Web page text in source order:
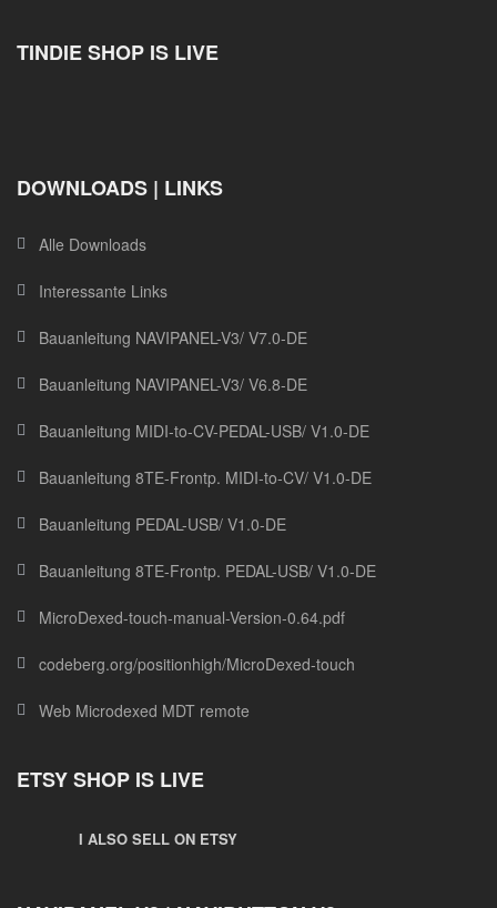
TINDIE SHOP IS LIVE
DOWNLOADS | LINKS
Alle Downloads
Interessante Links
Bauanleitung NAVIPANEL-V3/ V7.0-DE
Bauanleitung NAVIPANEL-V3/ V6.8-DE
Bauanleitung MIDI-to-CV-PEDAL-USB/ V1.0-DE
Bauanleitung 8TE-Frontp. MIDI-to-CV/ V1.0-DE
Bauanleitung PEDAL-USB/ V1.0-DE
Bauanleitung 8TE-Frontp. PEDAL-USB/ V1.0-DE
MicroDexed-touch-manual-Version-0.64.pdf
codeberg.org/positionhigh/MicroDexed-touch
Web Microdexed MDT remote
ETSY SHOP IS LIVE
I ALSO SELL ON ETSY